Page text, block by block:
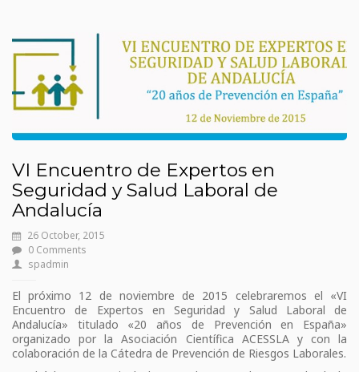
VI Encuentro de Expertos en
Seguridad y Salud Laboral de
Andalucía
26 October, 2015
0 Comments
spadmin
El próximo 12 de noviembre de 2015 celebraremos el «VI
Encuentro de Expertos en Seguridad y Salud Laboral de
Andalucía» titulado «20 años de Prevención en España»
organizado por la Asociación Científica ACESSLA y con la
colaboración de la Cátedra de Prevención de Riesgos Laborales.